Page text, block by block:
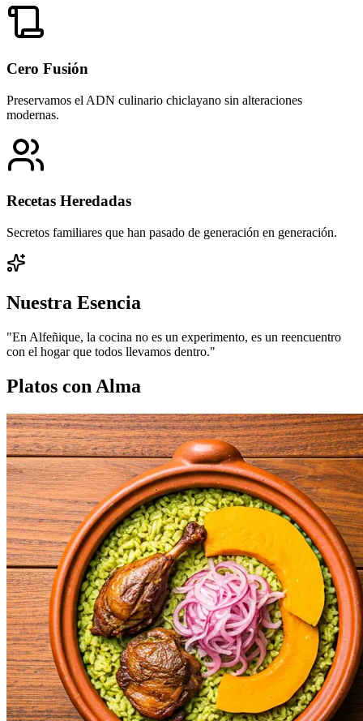
Cero Fusión
Preservamos el ADN culinario chiclayano sin alteraciones
modernas.
Recetas Heredadas
Secretos familiares que han pasado de generación en generación.
Nuestra Esencia
"En Alfeñique, la cocina no es un experimento, es un reencuentro
con el hogar que todos llevamos dentro."
Platos con Alma